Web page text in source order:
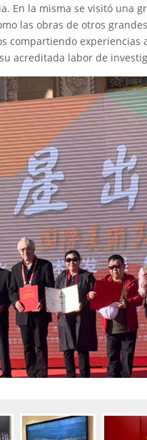
En la misma se visitó una
las obras de otros
compartiendo experiencias
acreditada labor de